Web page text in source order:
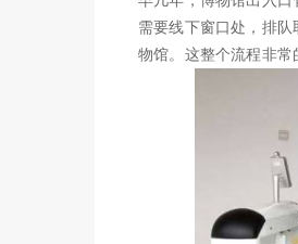
需要线下窗口处，排
物馆。这整个流程非常